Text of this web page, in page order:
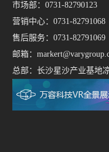
市场部：0731-82790123
营销中心：0731-82791068
售后服务：0731-82791069
邮箱：
总部：长沙星沙产业基地